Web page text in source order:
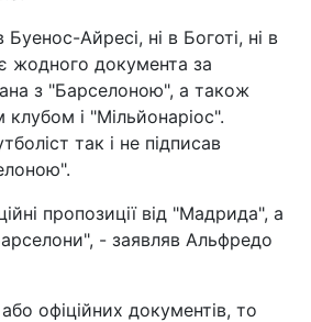
Буенос-Айресі, ні в Боготі, ні в
жодного документа за
з "Барселоною", а також
і "Мільйонаріос".
так і не підписав
пропозиції від "Мадрида", а
- заявляв Альфредо
офіційних документів, то